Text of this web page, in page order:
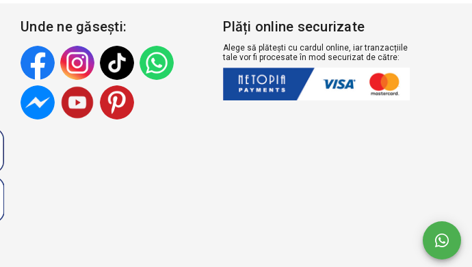
Unde ne găsești: Plăți online securizate
Alege să plătești cu cardul online, iar tranzacțiile
tale vor fi procesate în mod securizat de către: